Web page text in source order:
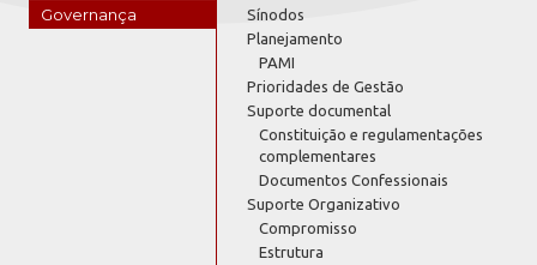
Governança
Sínodos
Planejamento
PAMI
Prioridades de Gestão
Suporte documental
Constituição e regulamentações
complementares
Documentos Confessionais
Suporte Organizativo
Compromisso
Estrutura